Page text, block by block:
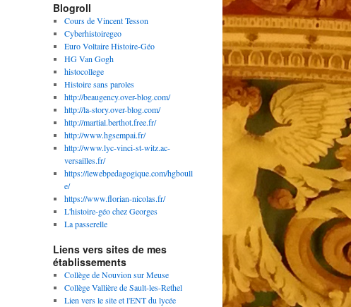
Blogroll
Cours de Vincent Tesson
Cyberhistoiregeo
Euro Voltaire Histoire-Géo
HG Van Gogh
histocollege
Histoire sans paroles
http://beaugency.over-blog.com/
http://la-story.over-blog.com/
http://martial.berthot.free.fr/
http://www.hgsempai.fr/
http://www.lyc-vinci-st-witz.ac-
versailles.fr/
https://lewebpedagogique.com/hgboull
e/
https://www.florian-nicolas.fr/
L'histoire-géo chez Georges
La passerelle
Liens vers sites de mes
établissements
Collège de Nouvion sur Meuse
Collège Vallière de Sault-les-Rethel
Lien vers le site et l'ENT du lycée